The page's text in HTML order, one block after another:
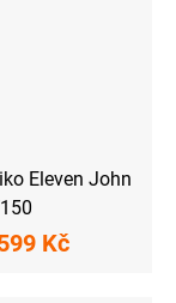
Eleven John
Kč